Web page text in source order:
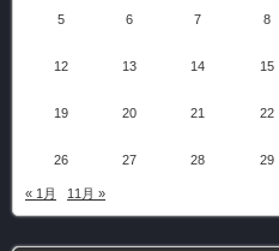
5 6 7 8
12 13 14 15
19 20 21 22
26 27 28 29
« 1月 11月 »